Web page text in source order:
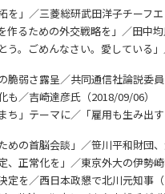
」／三菱総研武田洋子チーフ
るための外交戦略を」／田中
。ごめんなさい。愛している
脆弱さ露呈／共同通信社論説委
／吉崎達彦氏（2018/09/06）
」テーマに／「雇用も生み出
の首脳会談」／笹川平和財団
正常化を」／東京外大の伊勢
を／西日本政懇で北川元知事